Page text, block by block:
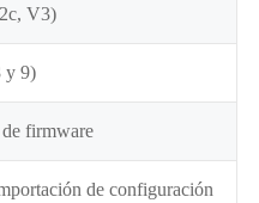
V3)
y 9)
firmware
de configuración